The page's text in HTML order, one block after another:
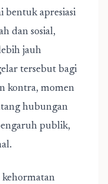
bentuk apresiasi
dan sosial,
jauh
tersebut bagi
kontra, momen
hubungan
publik,
kehormatan